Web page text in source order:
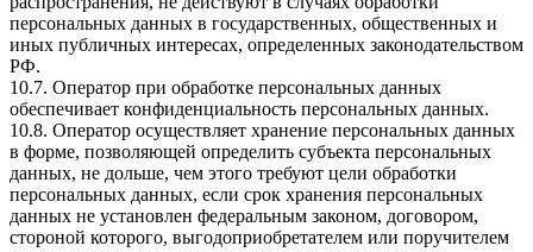
персональных данных в государственных, общественных и
иных публичных интересах, определенных законодательством
РФ.
10.7. Оператор при обработке персональных данных
обеспечивает конфиденциальность персональных данных.
10.8. Оператор осуществляет хранение персональных данных
в форме, позволяющей определить субъекта персональных
данных, не дольше, чем этого требуют цели обработки
персональных данных, если срок хранения персональных
данных не установлен федеральным законом, договором,
стороной которого, выгодоприобретателем или поручителем